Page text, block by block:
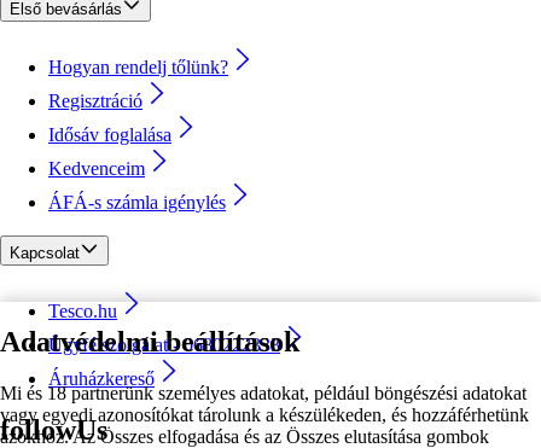
Adatvédelmi beállítások
Mi és 18 partnerünk személyes adatokat, például böngészési adatokat
vagy egyedi azonosítókat tárolunk a készülékeden, és hozzáférhetünk
azokhoz. Az Összes elfogadása és az Összes elutasítása gombok
Első bevásárlás
Hogyan rendelj tőlünk?
Regisztráció
Idősáv foglalása
Kedvenceim
ÁFÁ-s számla igénylés
Kapcsolat
Tesco.hu
Ügyfélszolgálat - 0680222333
Áruházkereső
followUs